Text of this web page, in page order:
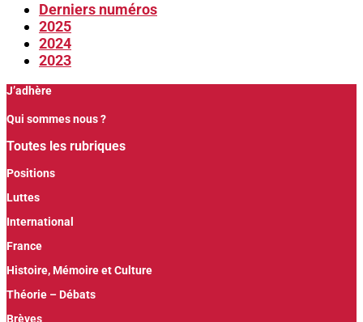
Derniers numéros
2025
2024
2023
J’adhère
Qui sommes nous ?
Toutes les rubriques
Positions
Luttes
International
France
Histoire, Mémoire et Culture
Théorie – Débats
Brèves